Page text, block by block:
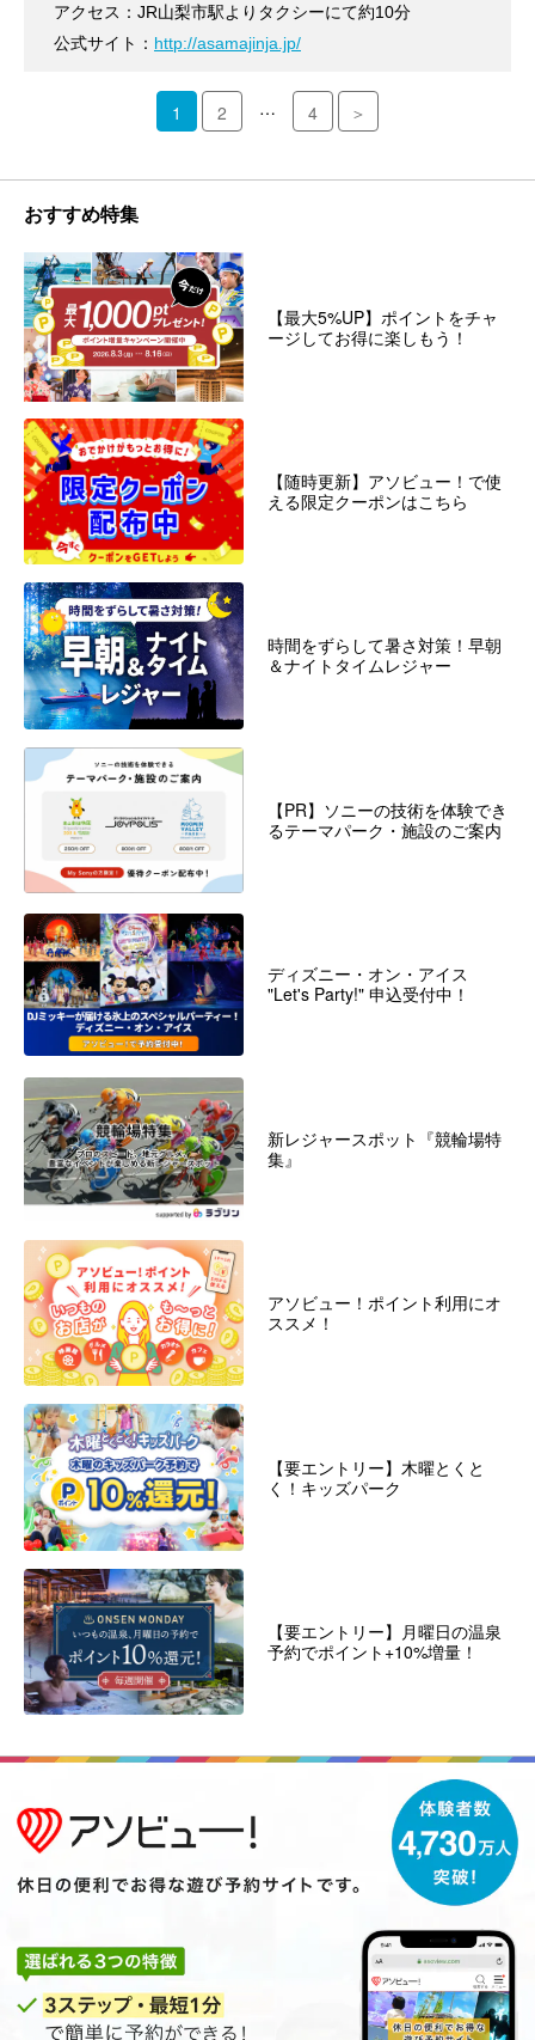
アクセス：JR山梨市駅よりタクシーにて約10分
公式サイト： http://asamajinja.jp/
1 2 … 4 ＞
おすすめ特集
【最大5%UP】ポイントをチャ
ージしてお得に楽しもう！
【随時更新】アソビュー！で使
える限定クーポンはこちら
時間をずらして暑さ対策！早朝
＆ナイトタイムレジャー
【PR】ソニーの技術を体験でき
るテーマパーク・施設のご案内
ディズニー・オン・アイス
"Let's Party!" 申込受付中！
新レジャースポット『競輪場特
集』
アソビュー！ポイント利用にオ
ススメ！
【要エントリー】木曜とくと
く！キッズパーク
【要エントリー】月曜日の温泉
予約でポイント+10%増量！